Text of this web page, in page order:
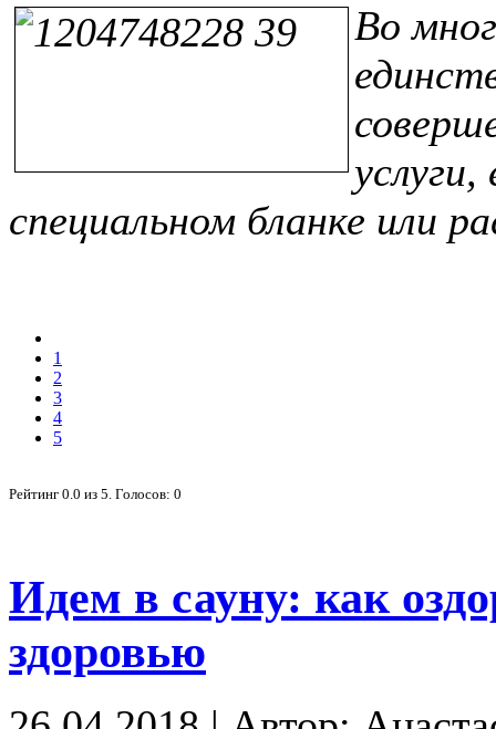
Во
специальном бланке или
1
2
3
4
5
Рейтинг 0.0 из 5 . Голосов: 0
Идем в сауну: как
здоровью